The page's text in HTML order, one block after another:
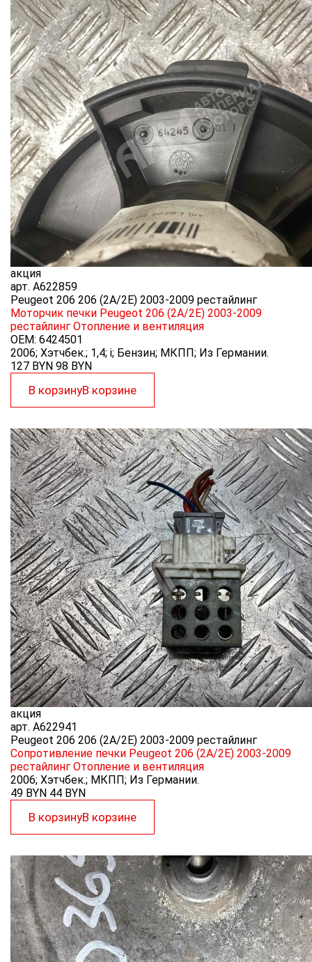
акция
арт. A622859
Peugeot 206 206 (2A/2E) 2003-2009 рестайлинг
Моторчик печки Peugeot 206 (2A/2E) 2003-2009
рестайлинг Отопление и вентиляция
OEM: 6424501
2006; Хэтчбек.; 1,4; i; Бензин; МКПП; Из Германии.
127 BYN 98 BYN
В корзинуВ корзине
акция
арт. A622941
Peugeot 206 206 (2A/2E) 2003-2009 рестайлинг
Сопротивление печки Peugeot 206 (2A/2E) 2003-2009
рестайлинг Отопление и вентиляция
2006; Хэтчбек.; МКПП; Из Германии.
49 BYN 44 BYN
В корзинуВ корзине